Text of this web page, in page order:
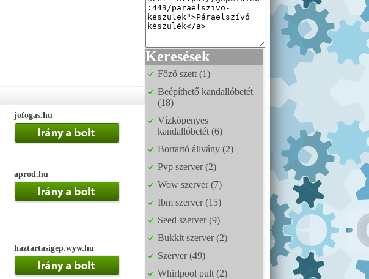
jofogas.hu
aprod.hu
haztartasigep.wyw.hu
Keresések
Főző szett (1)
Beépíthető kandallóbetét
(18)
Vízköpenyes
kandallóbetét (6)
Bortartó állvány (2)
Pvp szerver (2)
Wow szerver (7)
Ibm szerver (15)
Seed szerver (9)
Bukkit szerver (2)
Szerver (49)
Whirlpool pult (2)